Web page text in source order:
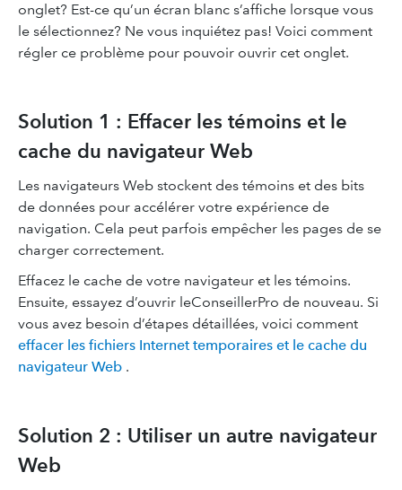
onglet? Est-ce qu’un écran blanc s’affiche lorsque vous
le sélectionnez? Ne vous inquiétez pas! Voici comment
régler ce problème pour pouvoir ouvrir cet onglet.
Solution 1 : Effacer les témoins et le
cache du navigateur Web
Les navigateurs Web stockent des témoins et des bits
de données pour accélérer votre expérience de
navigation. Cela peut parfois empêcher les pages de se
charger correctement.
Effacez le cache de votre navigateur et les témoins.
Ensuite, essayez d’ouvrir leConseillerPro de nouveau. Si
vous avez besoin d’étapes détaillées, voici comment
effacer les fichiers Internet temporaires et le cache du
navigateur Web .
Solution 2 : Utiliser un autre navigateur
Web